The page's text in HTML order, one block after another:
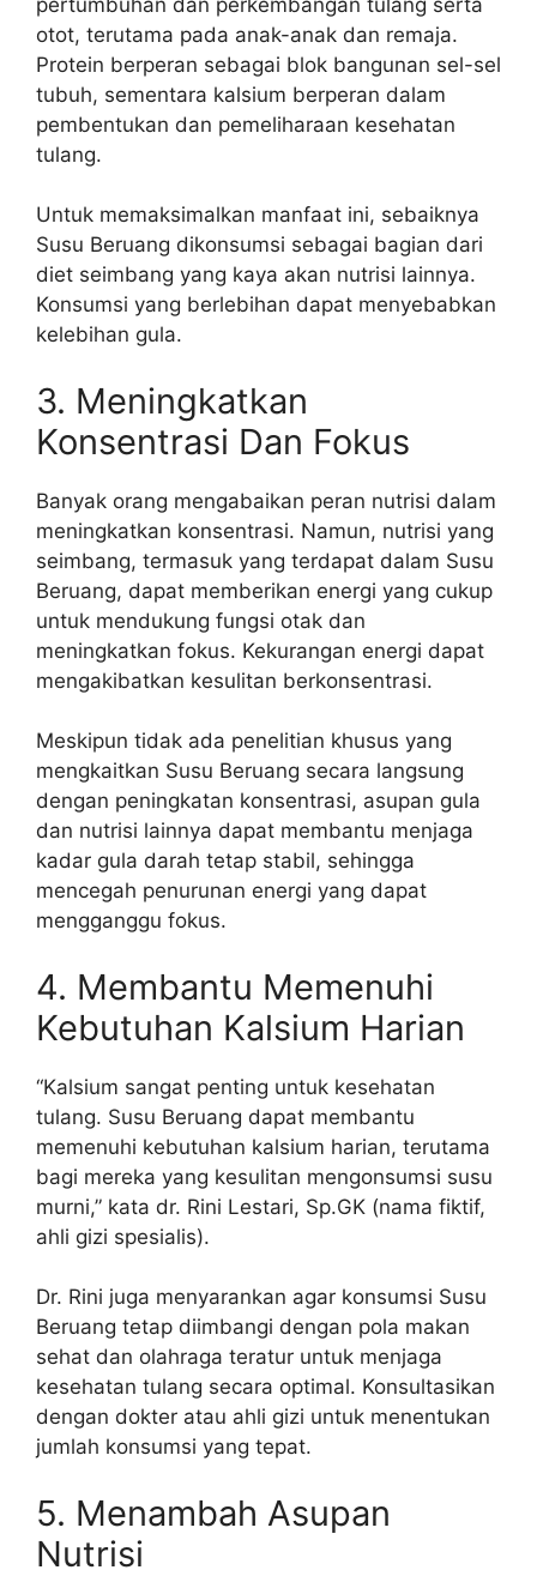
otot, terutama pada anak-anak dan remaja.
Protein berperan sebagai blok bangunan sel-sel
tubuh, sementara kalsium berperan dalam
pembentukan dan pemeliharaan kesehatan
tulang.
Untuk memaksimalkan manfaat ini, sebaiknya
Susu Beruang dikonsumsi sebagai bagian dari
diet seimbang yang kaya akan nutrisi lainnya.
Konsumsi yang berlebihan dapat menyebabkan
kelebihan gula.
3. Meningkatkan
Konsentrasi Dan Fokus
Banyak orang mengabaikan peran nutrisi dalam
meningkatkan konsentrasi. Namun, nutrisi yang
seimbang, termasuk yang terdapat dalam Susu
Beruang, dapat memberikan energi yang cukup
untuk mendukung fungsi otak dan
meningkatkan fokus. Kekurangan energi dapat
mengakibatkan kesulitan berkonsentrasi.
Meskipun tidak ada penelitian khusus yang
mengkaitkan Susu Beruang secara langsung
dengan peningkatan konsentrasi, asupan gula
dan nutrisi lainnya dapat membantu menjaga
kadar gula darah tetap stabil, sehingga
mencegah penurunan energi yang dapat
mengganggu fokus.
4. Membantu Memenuhi
Kebutuhan Kalsium Harian
“Kalsium sangat penting untuk kesehatan
tulang. Susu Beruang dapat membantu
memenuhi kebutuhan kalsium harian, terutama
bagi mereka yang kesulitan mengonsumsi susu
murni,” kata dr. Rini Lestari, Sp.GK (nama fiktif,
ahli gizi spesialis).
Dr. Rini juga menyarankan agar konsumsi Susu
Beruang tetap diimbangi dengan pola makan
sehat dan olahraga teratur untuk menjaga
kesehatan tulang secara optimal. Konsultasikan
dengan dokter atau ahli gizi untuk menentukan
jumlah konsumsi yang tepat.
5. Menambah Asupan
Nutrisi